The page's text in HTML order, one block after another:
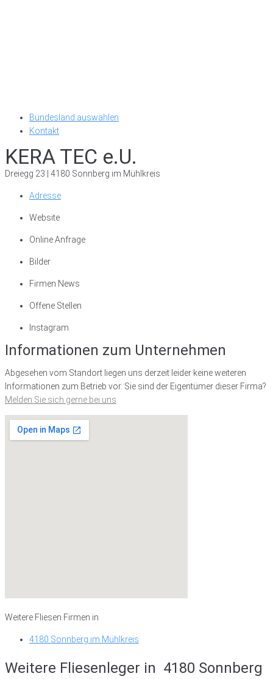
Bundesland auswählen
Kontakt
KERA TEC e.U.
Dreiegg 23 | 4180 Sonnberg im Mühlkreis
Adresse
Website
Online Anfrage
Bilder
Firmen News
Offene Stellen
Instagram
Informationen zum Unternehmen
Abgesehen vom Standort liegen uns derzeit leider keine weiteren
Informationen zum Betrieb vor. Sie sind der Eigentümer dieser Firma?
Melden Sie sich gerne bei uns
Weitere Fliesen Firmen in
4180 Sonnberg im Mühlkreis
Weitere Fliesenleger in 4180 Sonnberg